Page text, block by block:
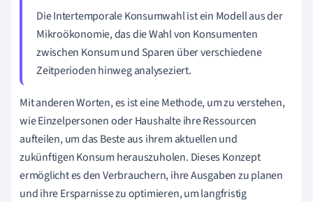
Die Intertemporale Konsumwahl ist ein Modell aus der
Mikroökonomie, das die Wahl von Konsumenten
zwischen Konsum und Sparen über verschiedene
Zeitperioden hinweg analyseziert.
Mit anderen Worten, es ist eine Methode, um zu verstehen,
wie Einzelpersonen oder Haushalte ihre Ressourcen
aufteilen, um das Beste aus ihrem aktuellen und
zukünftigen Konsum herauszuholen. Dieses Konzept
ermöglicht es den Verbrauchern, ihre Ausgaben zu planen
und ihre Ersparnisse zu optimieren, um langfristig